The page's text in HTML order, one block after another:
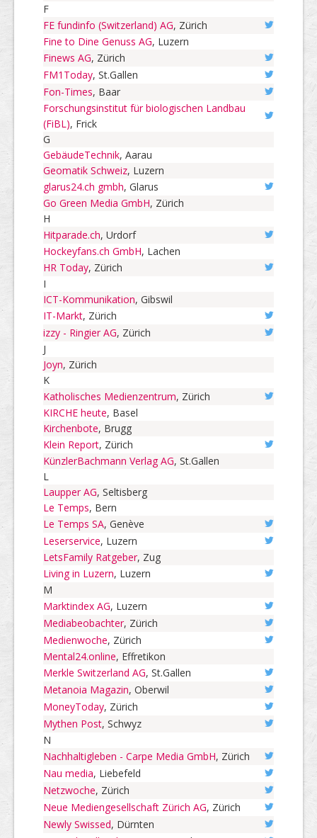
F
FE fundinfo (Switzerland) AG, Zürich
Fine to Dine Genuss AG, Luzern
Finews AG, Zürich
FM1Today, St.Gallen
Fon-Times, Baar
Forschungsinstitut für biologischen Landbau
(FiBL), Frick
G
GebäudeTechnik, Aarau
Geomatik Schweiz, Luzern
glarus24.ch gmbh, Glarus
Go Green Media GmbH, Zürich
H
Hitparade.ch, Urdorf
Hockeyfans.ch GmbH, Lachen
HR Today, Zürich
I
ICT-Kommunikation, Gibswil
IT-Markt, Zürich
izzy - Ringier AG, Zürich
J
Joyn, Zürich
K
Katholisches Medienzentrum, Zürich
KIRCHE heute, Basel
Kirchenbote, Brugg
Klein Report, Zürich
KünzlerBachmann Verlag AG, St.Gallen
L
Laupper AG, Seltisberg
Le Temps, Bern
Le Temps SA, Genève
Leserservice, Luzern
LetsFamily Ratgeber, Zug
Living in Luzern, Luzern
M
Marktindex AG, Luzern
Mediabeobachter, Zürich
Medienwoche, Zürich
Mental24.online, Effretikon
Merkle Switzerland AG, St.Gallen
Metanoia Magazin, Oberwil
MoneyToday, Zürich
Mythen Post, Schwyz
N
Nachhaltigleben - Carpe Media GmbH, Zürich
Nau media, Liebefeld
Netzwoche, Zürich
Neue Mediengesellschaft Zürich AG, Zürich
Newly Swissed, Dürnten